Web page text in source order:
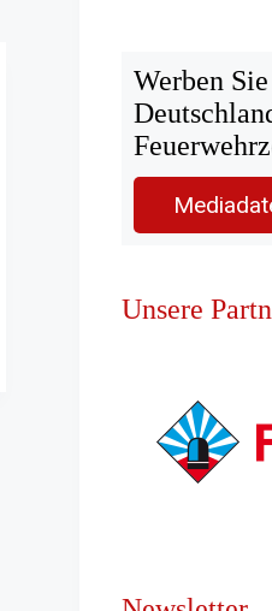
Werben
Unsere